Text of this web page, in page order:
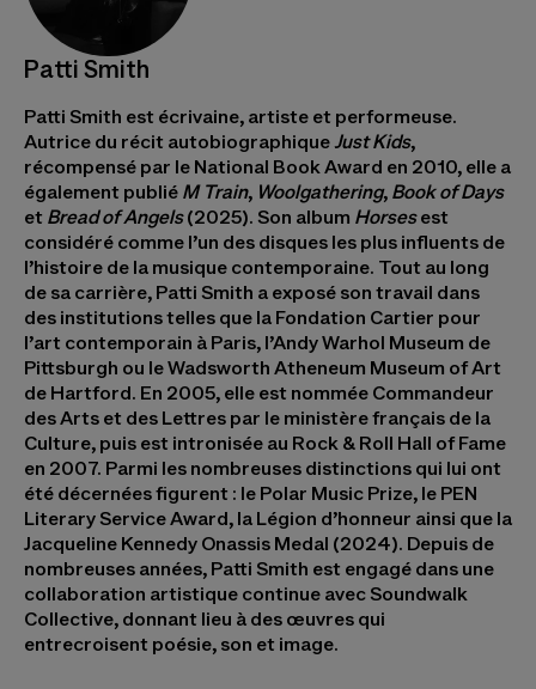
Patti Smith
Patti Smith est écrivaine, artiste et performeuse.
Autrice du récit autobiographiqueJust Kids,
récompensé par le National Book Award en 2010, elle a
également publié M Train, Woolgathering, Book of Days
et Bread of Angels(2025). Son album Horsesest
considéré comme l’un des disques les plus influents de
l’histoire de la musique contemporaine. Tout au long
de sa carrière, Patti Smith a exposé son travail dans
des institutions telles que la Fondation Cartier pour
l’art contemporain à Paris, l’Andy Warhol Museum de
Pittsburgh ou le Wadsworth Atheneum Museum of Art
de Hartford. En 2005, elle est nommée Commandeur
des Arts et des Lettres par le ministère français de la
Culture, puis est intronisée au Rock & Roll Hall of Fame
en 2007. Parmi les nombreuses distinctions qui lui ont
été décernées figurent : le Polar Music Prize, le PEN
Literary Service Award, la Légion d’honneur ainsi que la
Jacqueline Kennedy Onassis Medal (2024). Depuis de
nombreuses années, Patti Smith est engagé dans une
collaboration artistique continue avec Soundwalk
Collective, donnant lieu à des œuvres qui
entrecroisent poésie, son et image.